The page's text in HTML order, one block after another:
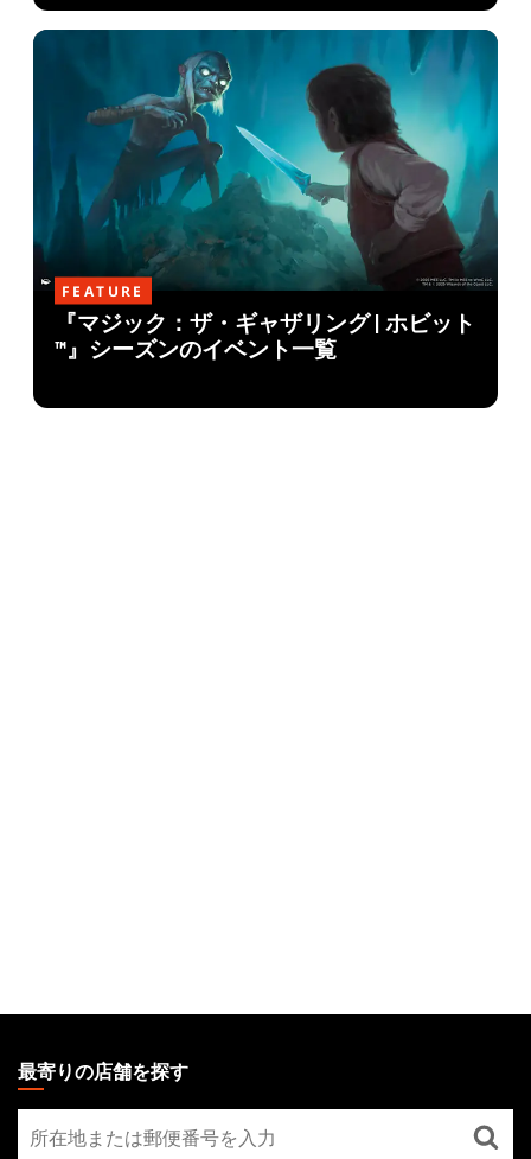
FEATURE
『マジック：ザ・ギャザリング | ホビット
™』シーズンのイベント一覧
THE
GATHERING
FOOTER
最寄りの店舗を探す
寄